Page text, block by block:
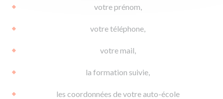
votre prénom,
votre téléphone,
votre mail,
la formation suivie,
les coordonnées de votre auto-école